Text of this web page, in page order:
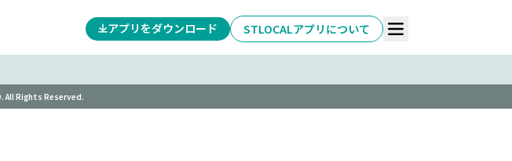
アプリをダウンロード STLOCALアプリについて
All Rights Reserved.